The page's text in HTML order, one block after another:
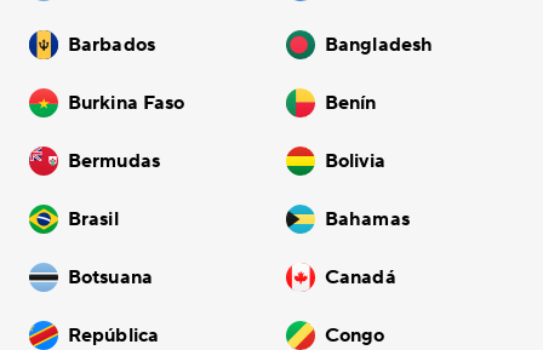
Barbados Bangladesh
Burkina Faso Benín
Bermudas Bolivia
Brasil Bahamas
Botsuana Canadá
República
Congo